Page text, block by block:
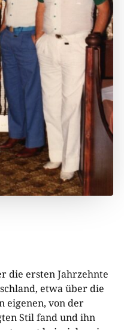
die ersten Jahrzehnte
etwa über die
eigenen, von der
Stil fand und ihn